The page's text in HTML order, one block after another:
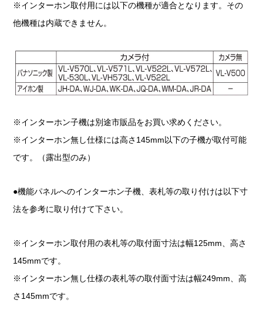
※インターホン取付用には以下の機種が適合となります。その
他機種は内蔵できません。
※インターホン子機は別途市販品をお買い求めください。
※インターホン無し仕様には高さ145mm以下の子機が取付可能
です。（露出型のみ）
●機能パネルへのインターホン子機、表札等の取り付けは以下寸
法を参考に取り付けて下さい。
※インターホン取付用の表札等の取付面寸法は幅125mm、高さ
145mmです。
※インターホン無し仕様の表札等の取付面寸法は幅249mm、高
さ145mmです。